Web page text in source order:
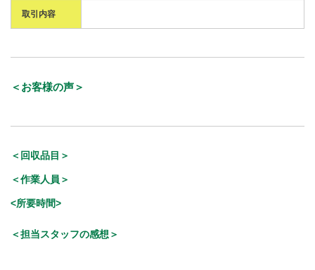
取引内容
＜お客様の声＞
＜回収品目＞
＜作業人員＞
<所要時間>
＜担当スタッフの感想＞